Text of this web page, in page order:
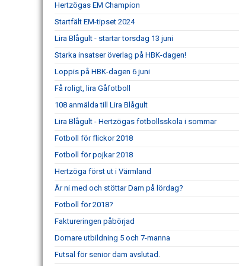
Hertzögas EM Champion
Startfält EM-tipset 2024
Lira Blågult - startar torsdag 13 juni
Starka insatser överlag på HBK-dagen!
Loppis på HBK-dagen 6 juni
Få roligt, lira Gåfotboll
108 anmälda till Lira Blågult
Lira Blågult - Hertzögas fotbollsskola i sommar
Fotboll för flickor 2018
Fotboll för pojkar 2018
Hertzöga först ut i Värmland
Är ni med och stöttar Dam på lördag?
Fotboll för 2018?
Faktureringen påbörjad
Domare utbildning 5 och 7-manna
Futsal för senior dam avslutad.